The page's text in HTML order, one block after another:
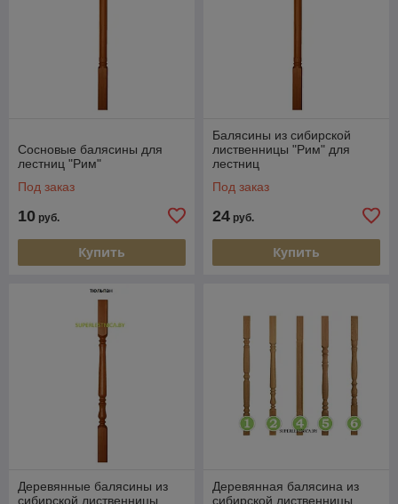
Сосновые балясины для
лестниц "Рим"
Под заказ
10 руб.
Купить
Балясины из сибирской
лиственницы "Рим" для
лестниц
Под заказ
24 руб.
Купить
Деревянные балясины из
сибирской лиственницы
Деревянная балясина из
сибирской лиственницы